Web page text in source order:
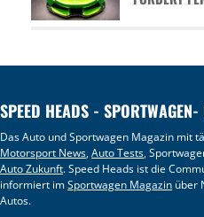
SPEED HEADS -
Das Auto und Sportwagen Magazin mit
Motorsport News,Auto Tests,
Auto Zukunft. Speed Heads ist die
informiert imSportwagen Magazin über
Autos.